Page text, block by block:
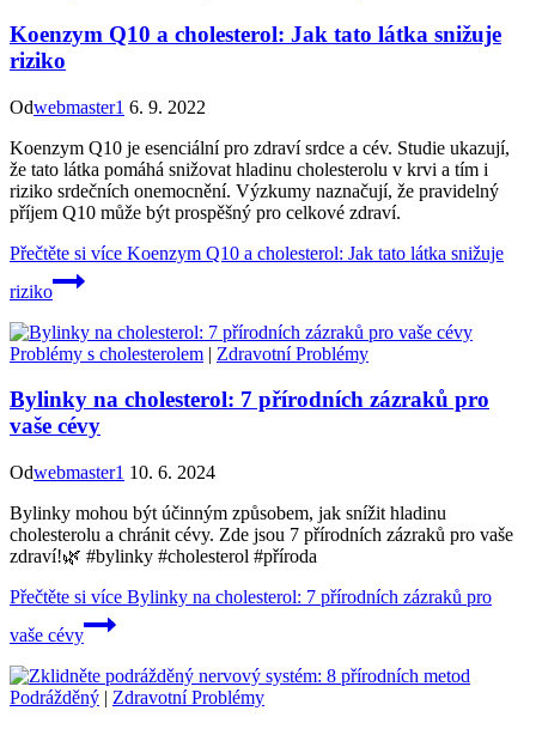
Koenzym Q10 a cholesterol: Jak tato látka snižuje
riziko
Odwebmaster1 6. 9. 2022
Koenzym Q10 je esenciální pro zdraví srdce a cév. Studie ukazují,
že tato látka pomáhá snižovat hladinu cholesterolu v krvi a tím i
riziko srdečních onemocnění. Výzkumy naznačují, že pravidelný
příjem Q10 může být prospěšný pro celkové zdraví.
Přečtěte si více Koenzym Q10 a cholesterol: Jak tato látka snižuje
riziko
Problémy s cholesterolem | Zdravotní Problémy
Bylinky na cholesterol: 7 přírodních zázraků pro
vaše cévy
Odwebmaster1 10. 6. 2024
Bylinky mohou být účinným způsobem, jak snížit hladinu
cholesterolu a chránit cévy. Zde jsou 7 přírodních zázraků pro vaše
zdraví!🌿 #bylinky #cholesterol #příroda
Přečtěte si více Bylinky na cholesterol: 7 přírodních zázraků pro
vaše cévy
Podrážděný | Zdravotní Problémy